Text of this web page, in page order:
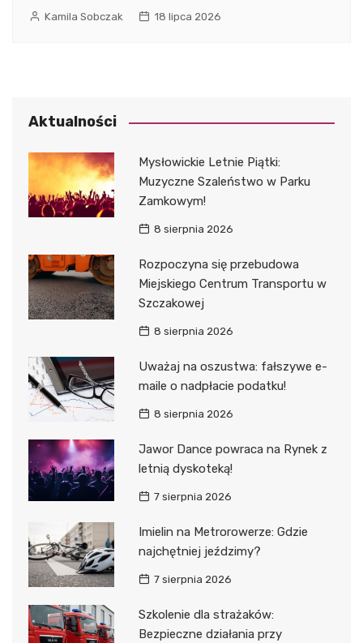
Kamila Sobczak 18 lipca 2026
Aktualności
Mysłowickie Letnie Piątki:
Muzyczne Szaleństwo w Parku
Zamkowym!
8 sierpnia 2026
Rozpoczyna się przebudowa
Miejskiego Centrum Transportu w
Szczakowej
8 sierpnia 2026
Uważaj na oszustwa: fałszywe e-
maile o nadpłacie podatku!
8 sierpnia 2026
Jawor Dance powraca na Rynek z
letnią dyskoteką!
7 sierpnia 2026
Imielin na Metrorowerze: Gdzie
najchętniej jeździmy?
7 sierpnia 2026
Szkolenie dla strażaków:
Bezpieczne działania przy